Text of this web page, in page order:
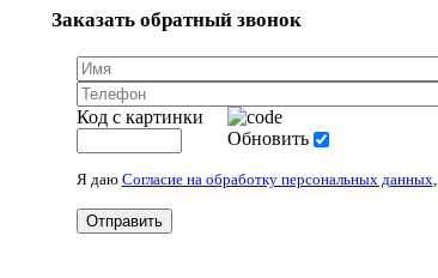
Заказать обратный звонок
Код с картинки
Обновить
Я даю Согласие на обработку персональных данных,